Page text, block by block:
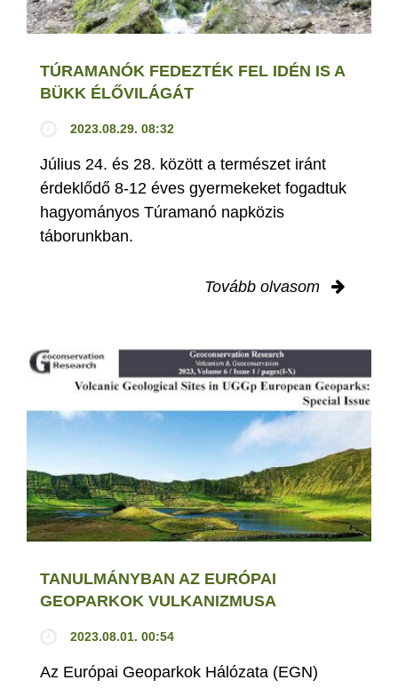
TÚRAMANÓK FEDEZTÉK FEL IDÉN IS A
BÜKK ÉLŐVILÁGÁT
2023.08.29. 08:32
Július 24. és 28. között a természet iránt
érdeklődő 8-12 éves gyermekeket fogadtuk
hagyományos Túramanó napközis
táborunkban.
Tovább olvasom
TANULMÁNYBAN AZ EURÓPAI
GEOPARKOK VULKANIZMUSA
2023.08.01. 00:54
Az Európai Geoparkok Hálózata (EGN)